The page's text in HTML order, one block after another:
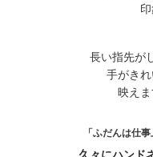
長い指先が
手がき
映え
「ふだんは仕